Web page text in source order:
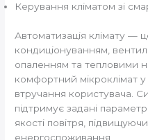
Керування кліматом зі
Автоматизація клімату —
кондиціонуванням,
опаленням та тепловими
комфортний мікроклімат
втручання користувача.
підтримує задані
якості повітря,
енергоспоживання.